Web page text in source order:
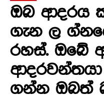
ඔබ ආදරය
ගැන ල
රහස්. ඔබේ
ආදරවන්තයා
ගන්න ඔබත්